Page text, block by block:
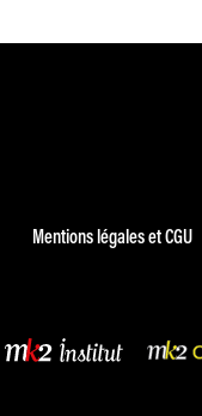
Mentions légales et CGU